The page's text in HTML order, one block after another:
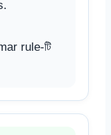
rule-টি